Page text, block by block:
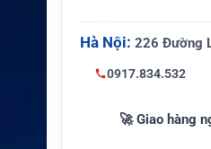
Gia hạn
Phạm vi ngo
Hà Nội: 226 Đường
0917.834.532
🚀 Giao hàng